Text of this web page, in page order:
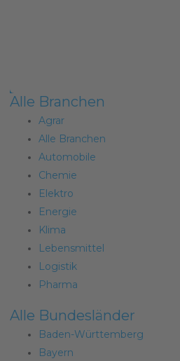
Alle Branchen
Agrar
Alle Branchen
Automobile
Chemie
Elektro
Energie
Klima
Lebensmittel
Logistik
Pharma
Alle Bundesländer
Baden-Württemberg
Bayern